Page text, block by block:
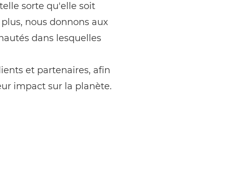
sorte qu'elle soit
nous donnons aux
dans lesquelles
et partenaires, afin
impact sur la planète.